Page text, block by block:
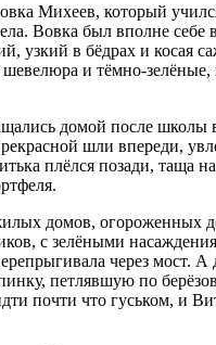
Михеев, который
Вовка был вполне себе
узкий в бёдрах и косая
шевелюра и тёмно-
домой после школы
шли впереди,
плёлся позади, таща
домов, огороженных
с зелёными
через мост. А
петлявшую по
почти что гуськом, и